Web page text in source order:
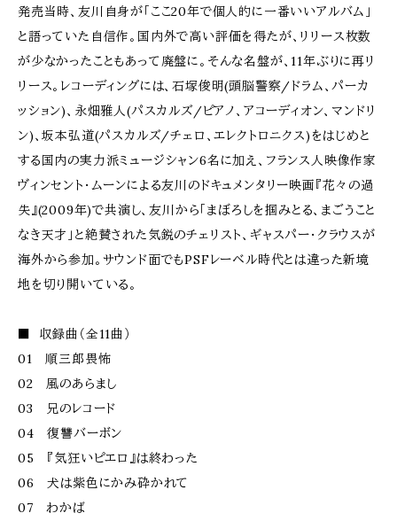
発売当時、友川自身が「ここ20年で個人的に一番いいアルバム」
と語っていた自信作。国内外で高い評価を得たが、リリース枚数
が少なかったこともあって廃盤に。そんな名盤が、11年ぶりに再リ
リース。レコーディングには、石塚俊明(頭脳警察/ドラム、パーカ
ッション)、永畑雅人(パスカルズ/ピアノ、アコーディオン、マンドリ
ン)、坂本弘道(パスカルズ/チェロ、エレクトロニクス)をはじめと
する国内の実力派ミュージシャン6名に加え、フランス人映像作家
ヴィンセント・ムーンによる友川のドキュメンタリー映画『花々の過
失』(2009年)で共演し、友川から「まぼろしを掴みとる、まごうこと
なき天才」と絶賛された気鋭のチェリスト、ギャスパー・クラウスが
海外から参加。サウンド面でもPSFレーベル時代とは違った新境
地を切り開いている。
■ 収録曲（全11曲）
01 順三郎畏怖
02 風のあらまし
03 兄のレコード
04 復讐バーボン
05 『気狂いピエロ』は終わった
06 犬は紫色にかみ砕かれて
07 わかば